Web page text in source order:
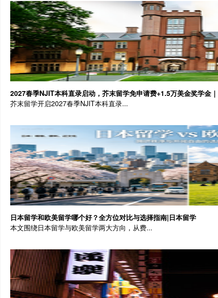
2027春季NJIT本科直录启动，芥末留学免申请费+1.5万美金奖学金
芥末留学开启2027春季NJIT本科直录...
日本留学和欧美留学哪个好？全方位对比与选择指南|日本留学
本文围绕日本留学与欧美留学两大方向，从费...